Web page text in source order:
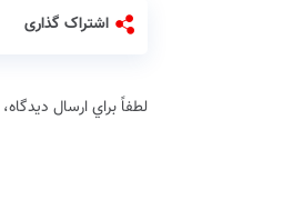
اشتراک گذاری
لطفاً براي ارسال